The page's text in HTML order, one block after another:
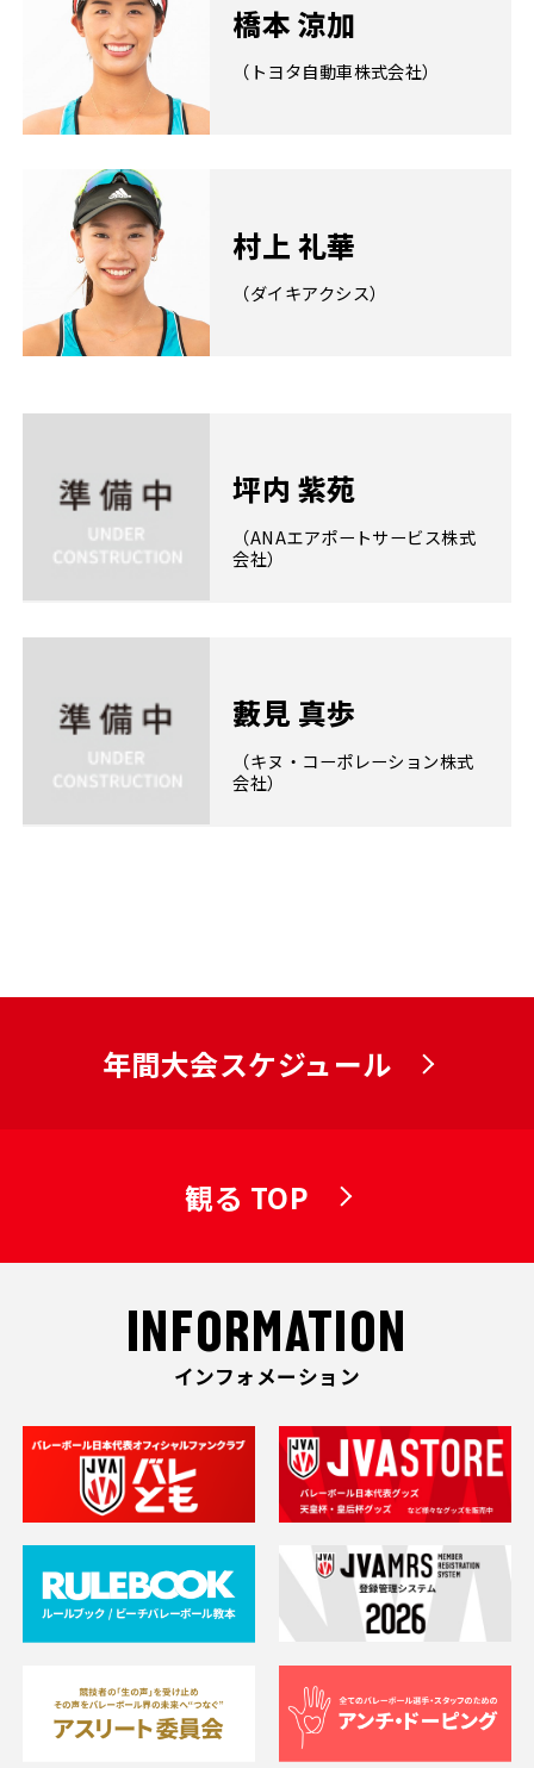
橋本 涼加
（トヨタ自動車株式会社）
村上 礼華
（ダイキアクシス）
坪内 紫苑
（ANAエアポートサービス株式
会社）
藪見 真歩
（キヌ・コーポレーション株式
会社）
年間大会スケジュール
観る TOP
INFORMATION
インフォメーション